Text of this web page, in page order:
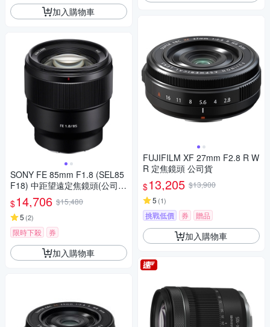
加入購物車
SONY FE 85mm F1.8 (SEL85
F18) 中距望遠定焦鏡頭(公司
貨)
$14,706 $15,480
5 (2)
限時下殺 券
加入購物車
FUJIFILM XF 27mm F2.8 R W
R 定焦鏡頭 公司貨
$13,205 $13,900
5 (1)
挑戰低價 券 贈品
加入購物車